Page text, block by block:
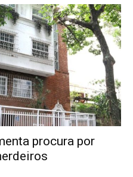
procura por